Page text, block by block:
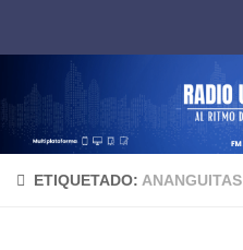
ETIQUETADO: ANANGUITAS